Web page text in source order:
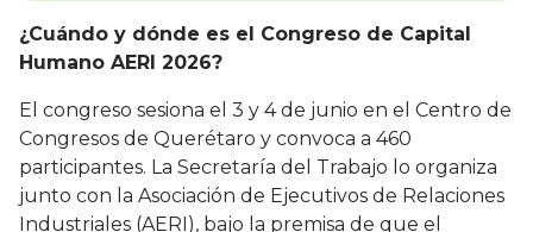
¿Cuándo y dónde es el Congreso de Capital
Humano AERI 2026?
El congreso sesiona el 3 y 4 de junio en el Centro de
Congresos de Querétaro y convoca a 460
participantes. La Secretaría del Trabajo lo organiza
junto con la Asociación de Ejecutivos de Relaciones
Industriales (AERI), bajo la premisa de que el